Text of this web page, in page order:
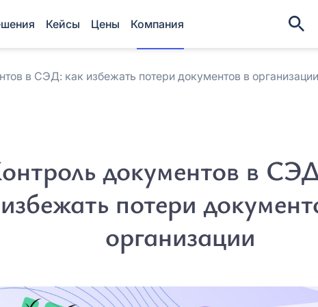
Кейсы Цены Компания
в СЭД: как избежать потери документов в организации
документов в
избежать потери
организации
Название организации*
Причина интереса *
Причина интереса *
Email *
Оцените EnDocs в
Название организации*
Причина интереса *
Причина интереса *